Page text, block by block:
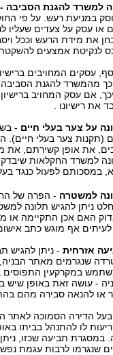
למשרד להגנת הסביבה -
במניעת רעש. על פי
או עסק על צעדים שעליו
את מידת הרעש וככל
לנקיטת אמצעים
עסקים המחויבים
מהמשרד להגנת הסביבה.
אם עסק המחויב
את רישיונו .
על צער בעלי חיים
(תקנות צער בעלי חיים).
את אופן קשירתם, את
למשרד החקלאות
במסכותם לפעול כנגד
למשטרה - הפרה של
ניתן להגיש תלונה
האם אכן התקיימה
אף מוגש כתב
אזרחית- ניתן להגיש
שנגרמים מאתר
במקרקעין התפוסים
- עושה זאת באופן
או להנאה סבירה מהם
הדירה הסמוכה לאתר
לו להתנהל בביתו
במסגרת תביעה שכזו,
שנגרמו לרבות עגמת נפש.